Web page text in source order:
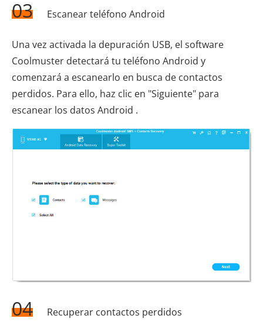
03 Escanear teléfono Android
Una vez activada la depuración USB, el software
Coolmuster detectará tu teléfono Android y
comenzará a escanearlo en busca de contactos
perdidos. Para ello, haz clic en "Siguiente" para
escanear los datos Android .
04 Recuperar contactos perdidos